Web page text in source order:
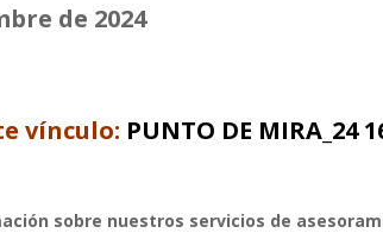
de 2024
vínculo: PUNTO DE MIRA_24
sobre nuestros servicios de